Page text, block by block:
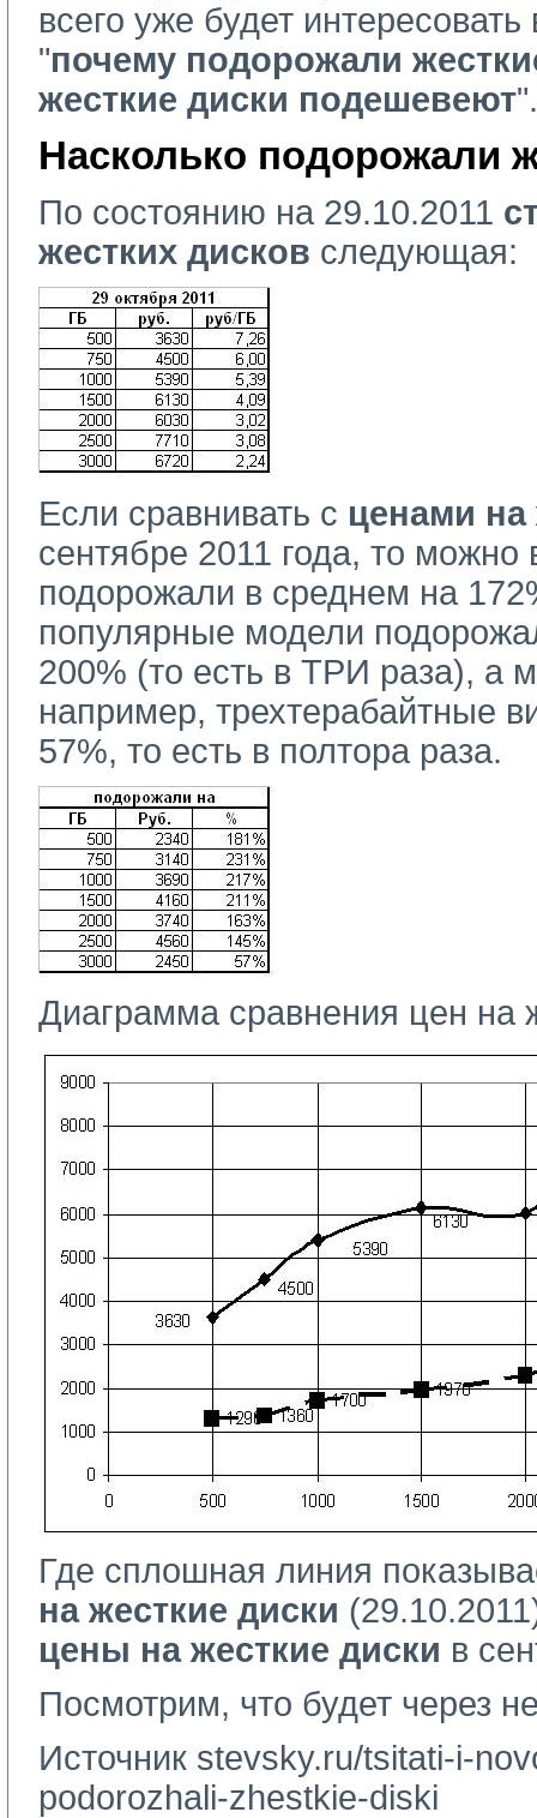
всего уже будет
"почему подорожали
жесткие диски подешевеют".
Насколько подорожали
По состоянию на 29.10.2011
жестких дисков следующая:
Если сравнивать с ценами на
сентябре 2011 года, то можно
подорожали в среднем на
популярные модели
200% (то есть в ТРИ раза), а
например, трехтерабайтные
57%, то есть в полтора раза.
Диаграмма сравнения цен на
Где сплошная линия
на жесткие диски
цены на жесткие диски в
Посмотрим, что будет через
Источник stevsky.ru/tsitati-i-
podorozhali-zhestkie-diski